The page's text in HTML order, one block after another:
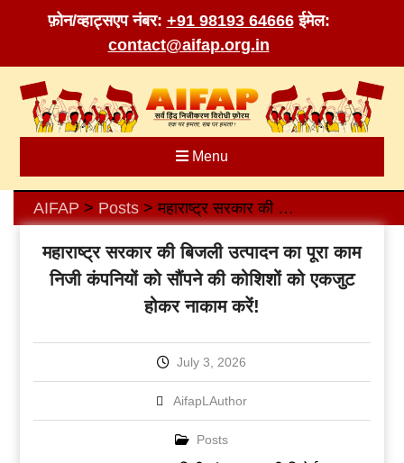
फ़ोन/व्हाट्सएप नंबर: +91 98193 64666 ईमेल:
contact@aifap.org.in
content
Menu
AIFAP > Posts> महाराष्ट्र सरकार की बिजली उत्पादन का पूरा काम निजी कंपनियों को सौंपने की कोशिशों को एकजुट होकर नाकाम करें!
महाराष्ट्र सरकार की बिजली उत्पादन का पूरा काम
निजी कंपनियों को सौंपने की कोशिशों को एकजुट
होकर नाकाम करें!
July 3, 2026
AifapLAuthor
Posts